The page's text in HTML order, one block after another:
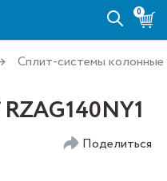
0
Сплит-системы колонные
Поделиться